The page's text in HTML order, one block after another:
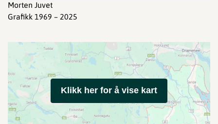
Morten Juvet
Grafikk 1969 – 2025
Klikk her for å vise kart